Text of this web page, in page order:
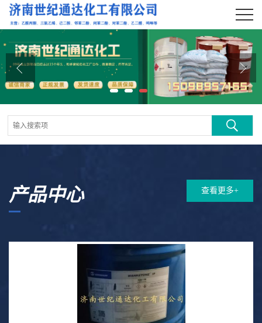
公司首页
公司介绍
产品展厅
证书荣誉
在线留言
产品中心 查看更多+